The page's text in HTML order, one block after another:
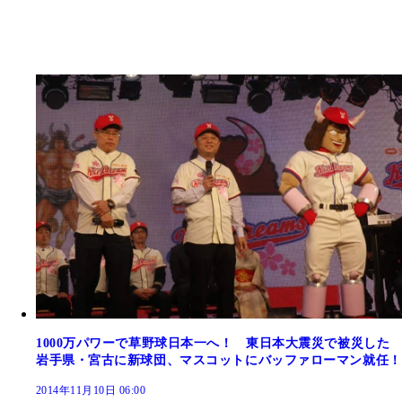
1000万パワーで草野球日本一へ！ 東日本大震災で被災した
岩手県・宮古に新球団、マスコットにバッファローマン就任！
2014年11月10日 06:00